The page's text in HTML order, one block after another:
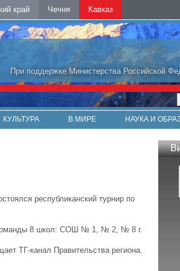
край Чечня Кавказ
При поддержке Министерства Российской
КУЛЬТУРА В МИРЕ НАУКА И
республиканский турнир по
команды 8 школ: СОШ № 1, № 2, № 8 г.
ТГ-канал Правительства региона.